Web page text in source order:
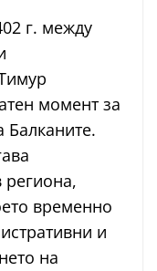
г. между
момент за
Балканите.
временно
и
на